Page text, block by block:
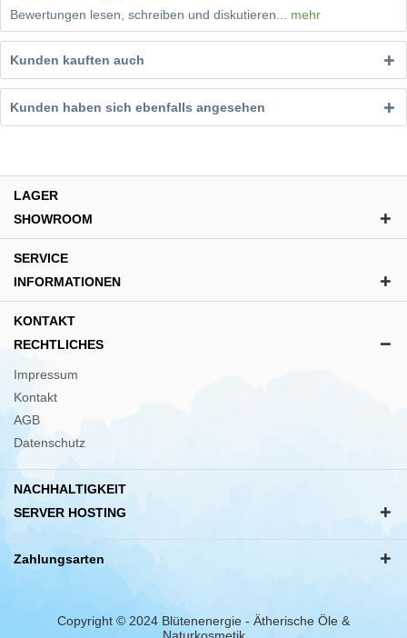
Bewertungen lesen, schreiben und diskutieren... mehr
Kunden kauften auch
Kunden haben sich ebenfalls angesehen
LAGER
SHOWROOM
SERVICE
INFORMATIONEN
KONTAKT
RECHTLICHES
Impressum
Kontakt
AGB
Datenschutz
NACHHALTIGKEIT
SERVER HOSTING
Zahlungsarten
Copyright © 2024 Blütenenergie - Ätherische Öle &